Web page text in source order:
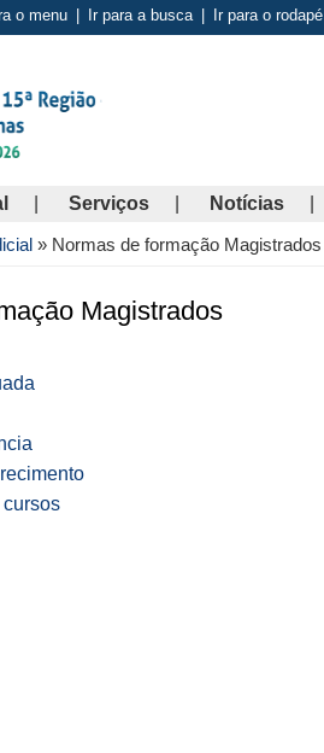
o menu Ir para a busca Ir para o rodapé
Serviços Notícias
» Normas de formação Magistrados
Magistrados